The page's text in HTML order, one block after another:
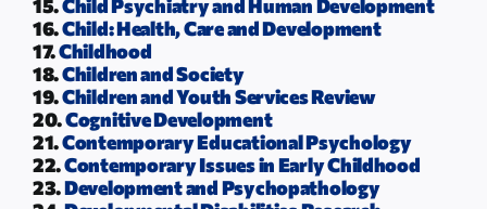
15.Child Psychiatry and Human Development
16.Child: Health, Care and Development
17.Childhood
18.Children and Society
19.Children and Youth Services Review
20.Cognitive Development
21.Contemporary Educational Psychology
22.Contemporary Issues in Early Childhood
23.Development and Psychopathology